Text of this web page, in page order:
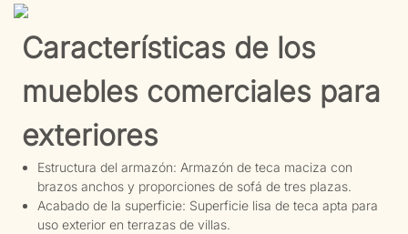
Características de los
muebles comerciales para
exteriores
Estructura del armazón: Armazón de teca maciza con
brazos anchos y proporciones de sofá de tres plazas.
Acabado de la superficie: Superficie lisa de teca apta para
uso exterior en terrazas de villas.